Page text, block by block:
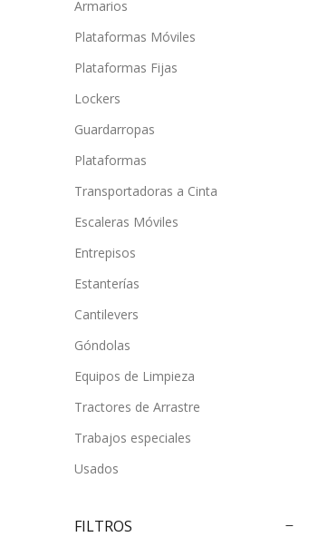
Armarios
Plataformas Móviles
Plataformas Fijas
Lockers
Guardarropas
Plataformas
Transportadoras a Cinta
Escaleras Móviles
Entrepisos
Estanterías
Cantilevers
Góndolas
Equipos de Limpieza
Tractores de Arrastre
Trabajos especiales
Usados
FILTROS